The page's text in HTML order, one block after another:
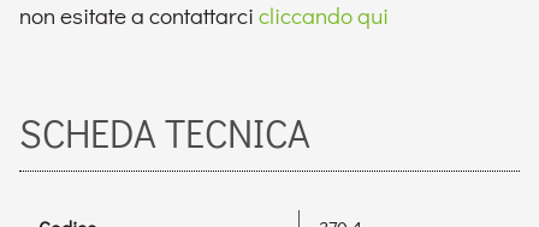
non esitate a contattarci cliccando qui
SCHEDA TECNICA